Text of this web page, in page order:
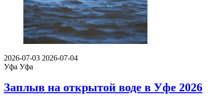
2026-07-03 2026-07-04
Уфа Уфа
Заплыв на открытой воде в Уфе 2026